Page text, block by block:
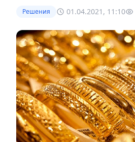
Решения 01.04.2021, 11:10